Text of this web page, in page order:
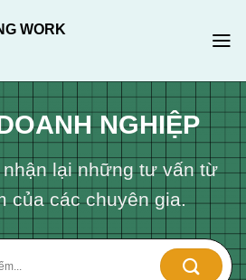
WORK
NGHIỆP
lại những tư vấn từ
của các chuyên gia.